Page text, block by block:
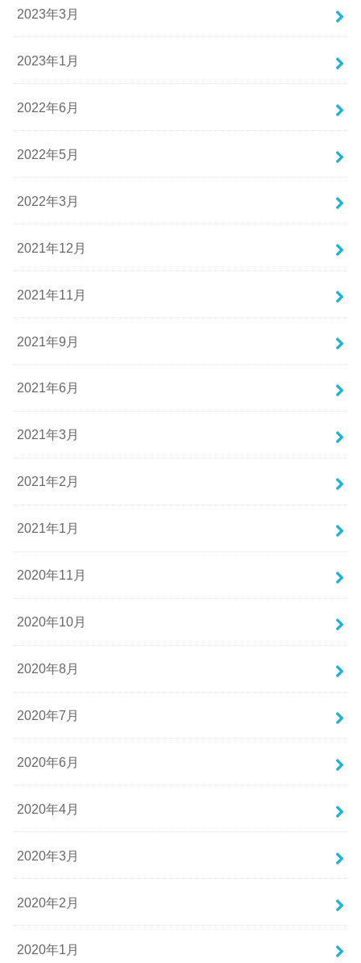
2023年3月
2023年1月
2022年6月
2022年5月
2022年3月
2021年12月
2021年11月
2021年9月
2021年6月
2021年3月
2021年2月
2021年1月
2020年11月
2020年10月
2020年8月
2020年7月
2020年6月
2020年4月
2020年3月
2020年2月
2020年1月